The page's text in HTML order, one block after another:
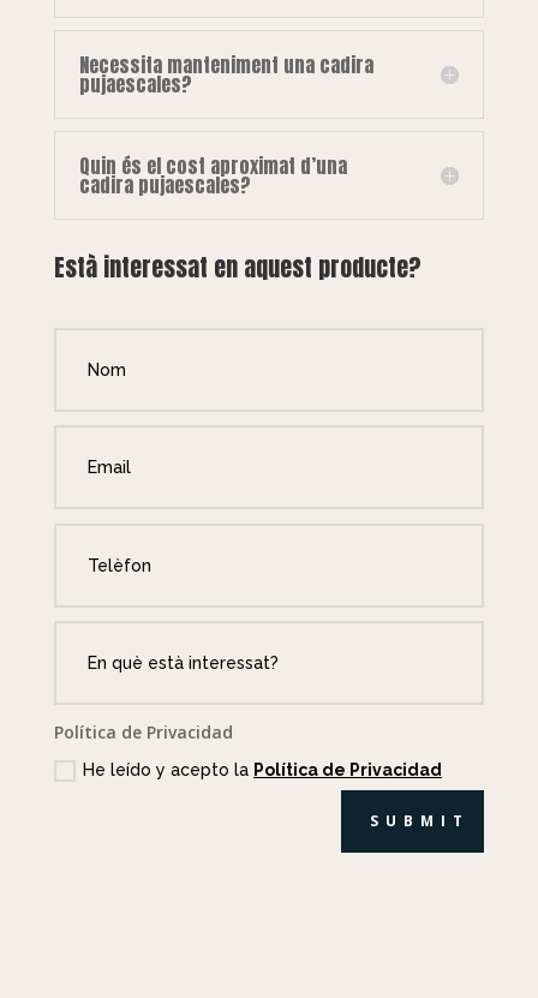
Necessita manteniment una cadira
pujaescales?
Quin és el cost aproximat d’una
cadira pujaescales?
Està interessat en aquest producte?
Política de Privacidad
He leído y acepto la Política de Privacidad
SUBMIT